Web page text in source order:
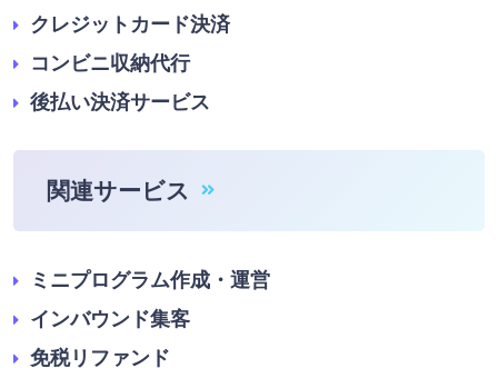
クレジットカード決済
コンビニ収納代行
後払い決済サービス
関連サービス
ミニプログラム作成・運営
インバウンド集客
免税リファンド